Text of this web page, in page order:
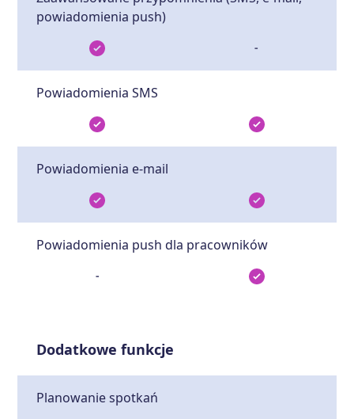
powiadomienia push)
-
Powiadomienia SMS
Powiadomienia e-mail
Powiadomienia push dla pracowników
-
Dodatkowe funkcje
Planowanie spotkań